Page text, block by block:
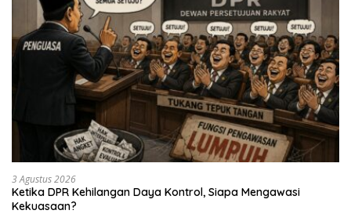
3 Agustus 2026
Ketika DPR Kehilangan Daya Kontrol, Siapa Mengawasi
Kekuasaan?